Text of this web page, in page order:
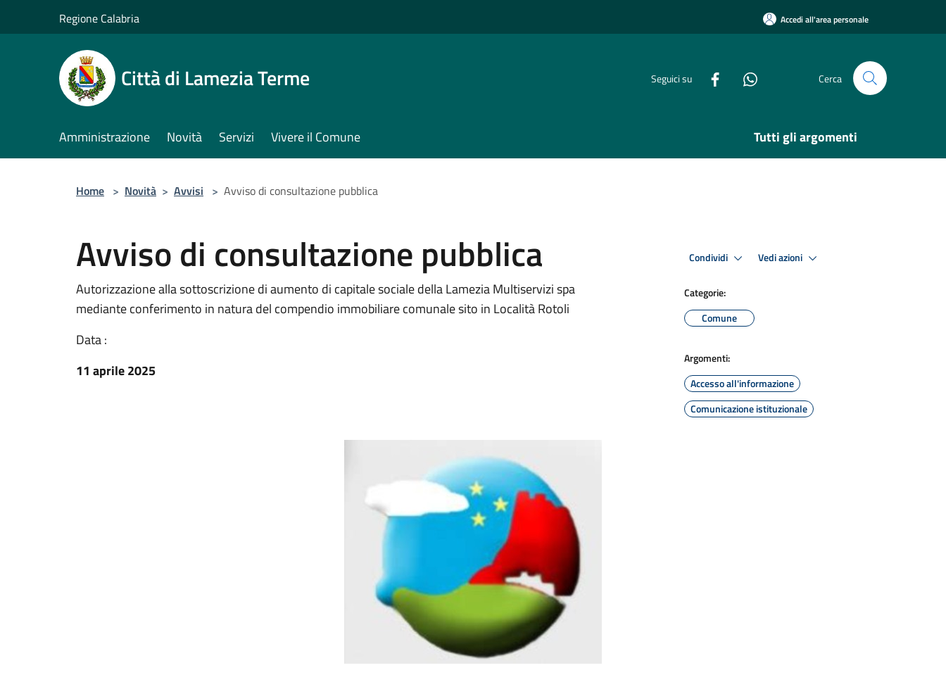
Regione Calabria Accedi all'area personale
Città di Lamezia Terme Seguici su Cerca
Amministrazione Novità Servizi Vivere il Comune Tutti gli argomenti
Home > Novità > Avvisi > Avviso di consultazione pubblica
Avviso di consultazione pubblica
Autorizzazione alla sottoscrizione di aumento di capitale sociale della Lamezia Multiservizi spa
mediante conferimento in natura del compendio immobiliare comunale sito in Località Rotoli
Data :
11 aprile 2025
Condividi Vedi azioni
Categorie:
Comune
Argomenti:
Accesso all'informazione
Comunicazione istituzionale